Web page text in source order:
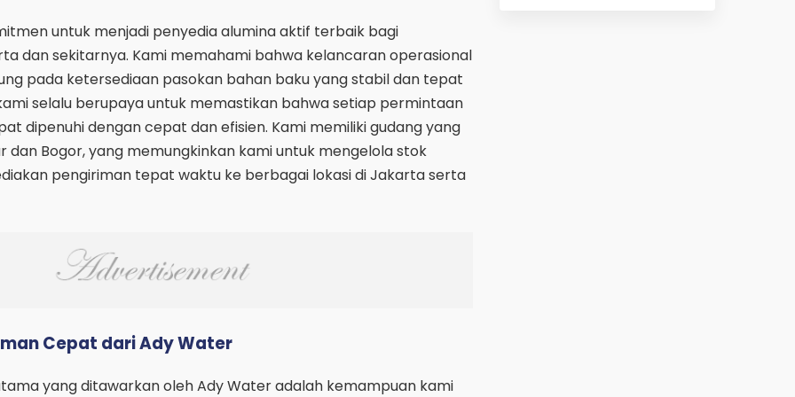
untuk menjadi penyedia alumina aktif terbaik bagi
dan sekitarnya. Kami memahami bahwa kelancaran operasional
pada ketersediaan pasokan bahan baku yang stabil dan tepat
selalu berupaya untuk memastikan bahwa setiap permintaan
dipenuhi dengan cepat dan efisien. Kami memiliki gudang yang
Bogor, yang memungkinkan kami untuk mengelola stok
pengiriman tepat waktu ke berbagai lokasi di Jakarta serta
Cepat dari Ady Water
yang ditawarkan oleh Ady Water adalah kemampuan kami